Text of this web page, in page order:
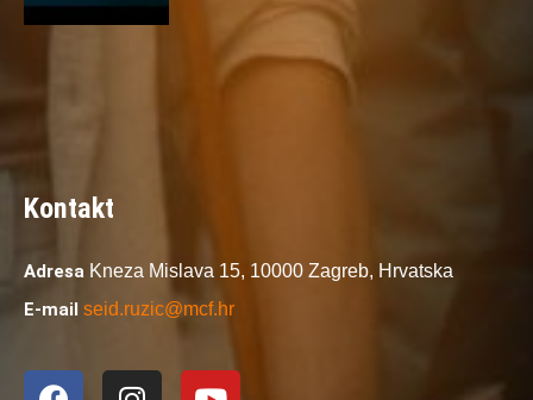
Kontakt
Adresa Kneza Mislava 15, 10000 Zagreb, Hrvatska
E-mail seid.ruzic@mcf.hr